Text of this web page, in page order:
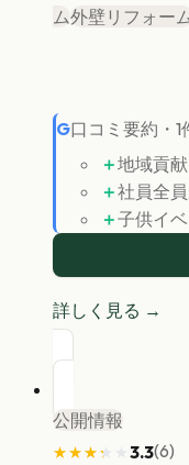
ム外壁リフォー
G口コミ要約 ・ 1
＋地域貢
＋社員全
＋子供イ
詳しく見る →
公開情報
★★★★★
★★★★★ 3.3(6)